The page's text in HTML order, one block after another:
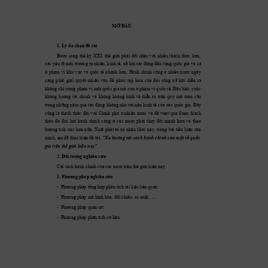
MỞ ĐẦU
1. Lý do chọn đề tài
Bước sang thế kỷ XXI, thế giới phải đối diện với nhiều thách thức hơn,
các yếu tố môi trường tự nhiên, kinh tế, xã hội tác động đến từng quốc gia và cả
ở phạm vi khu vực và quốc tế nhanh hơn. Hành chính công ở nhiều nước ngày
càng phải giải quyết nhiều vấn đề phức tạp hơn của đời sống xã hội diễn ra
không chỉ trong phạm vi một quốc gia mà còn ở phạm vi quốc tế. Đặc biệt, cuộc
khủng hoảng tài chính và khủng hoảng kinh tế diễn ra trên quy mô toàn cầu
trong những năm qua tác động không nhỏ tới nền kinh tế của các quốc gia. Đây
cũng là thách thức đối với Chính phủ ở nhiều nước và để vượt qua được thách
thức đó đòi hỏi hành chính công ở các nước phải thay đổi mạnh hơn và theo
hướng tích cực hơn nữa. Xuất phát từ sự nhận thức này, trong bài tiểu luận của
mình, em đã thực hiện đề tài: “Xu hướng cải cách hành chính của một số quốc
gia trên thế giới hiện nay”.
2. Đối tượng nghiên cứu
Cải cách hành chính của các nước trên thế giới hiện nay
3. Phương pháp nghiên cứu
-  Phương pháp tổng hợp phân tích tài liệu liên quan.
-  Phương pháp mô hình hóa , đối chiếu , so sánh….
-  Phương pháp quan sát.
-  Phương pháp phân tích số liệu.